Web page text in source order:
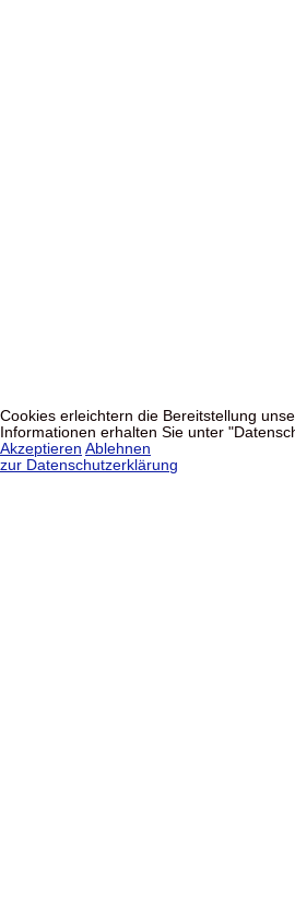
Cookies erleichtern die Bereitstellung
Informationen erhalten Sie unter
Akzeptieren Ablehnen
zur Datenschutzerklärung